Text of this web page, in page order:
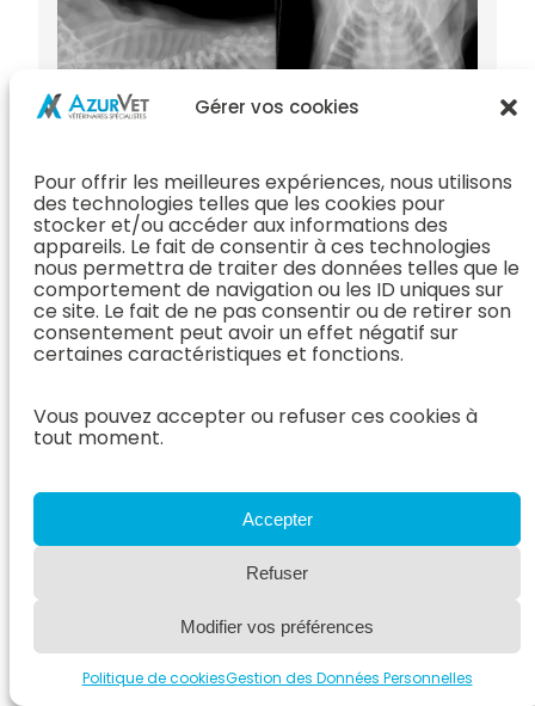
Gérer vos cookies
Pour offrir les meilleures expériences, nous utilisons
des technologies telles que les cookies pour
stocker et/ou accéder aux informations des
appareils. Le fait de consentir à ces technologies
nous permettra de traiter des données telles que le
comportement de navigation ou les ID uniques sur
ce site. Le fait de ne pas consentir ou de retirer son
consentement peut avoir un effet négatif sur
certaines caractéristiques et fonctions.
Vous pouvez accepter ou refuser ces cookies à
tout moment.
Accepter
Refuser
Modifier vos préférences
Politique de cookiesGestion des Données Personnelles
Reconnaître les types
d’opacification pulmonaire
Par
Dr. Vét. Florian AZOULAY
Bronchite , Poumons, Radiographie , Scanner